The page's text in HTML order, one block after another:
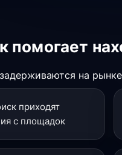
помогает
на
приходят
с площадок